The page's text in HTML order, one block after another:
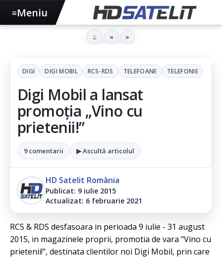
DIGI DIGI MOBIL RCS-RDS TELEFOANE TELEFONIE
Digi Mobil a lansat
promoția „Vino cu
prietenii!”
9 comentarii ▶ Ascultă articolul
HD Satelit România
Publicat: 9 iulie 2015
Actualizat: 6 februarie 2021
RCS & RDS desfasoara in perioada 9 iulie - 31 august
2015, in magazinele proprii, promotia de vara "Vino cu
prietenii!", destinata clientilor noi Digi Mobil, prin care
≡Meniu
⌂ « »